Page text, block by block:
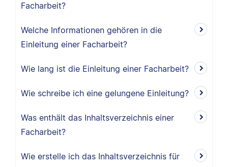
Facharbeit?
Welche Informationen gehören in die
Einleitung einer Facharbeit?
Wie lang ist die Einleitung einer Facharbeit?
Wie schreibe ich eine gelungene Einleitung?
Was enthält das Inhaltsverzeichnis einer
Facharbeit?
Wie erstelle ich das Inhaltsverzeichnis für